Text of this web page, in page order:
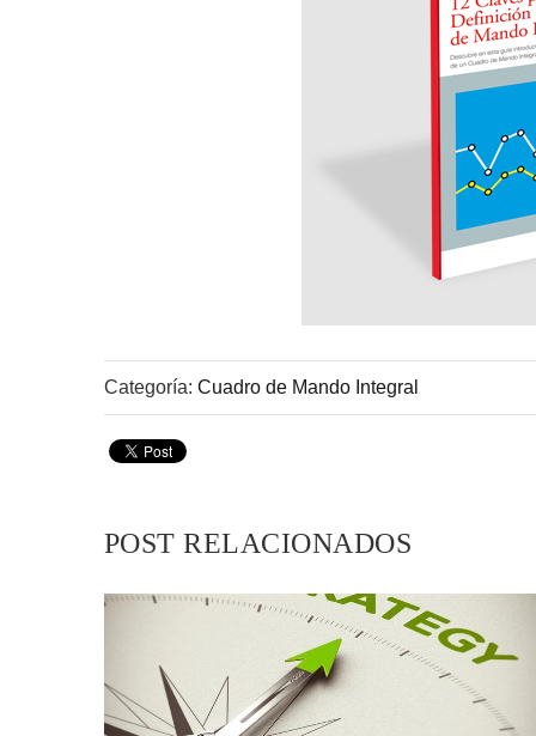
Categoría: Cuadro de Mando Integral
POST RELACIONADOS